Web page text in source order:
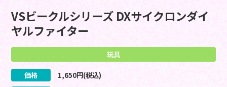
VSビークルシリーズ DXサイクロンダイ
ヤルファイター
玩具
価格 1,650円(税込)